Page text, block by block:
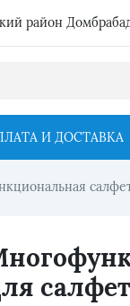
район
И ДОСТАВКА